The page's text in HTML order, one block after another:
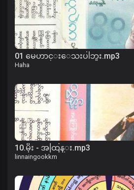
01 မေဟာင္းေသးပါဘူး.mp3
Haha
10.မိုး - အထြန္း.mp3
linnaingookkm